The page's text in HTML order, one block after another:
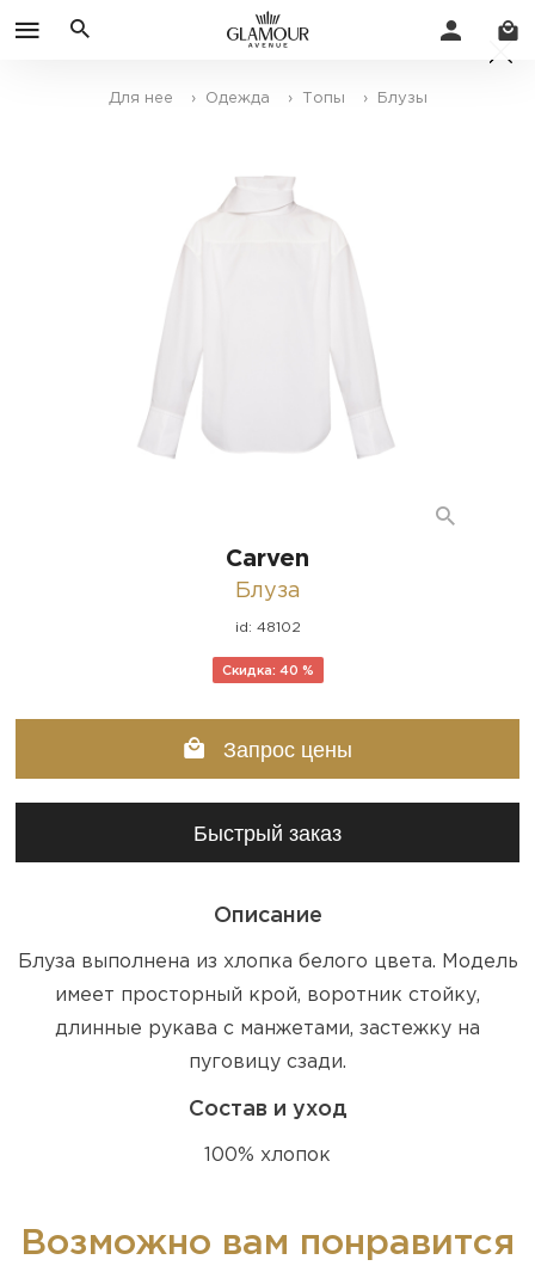
Для нее › Одежда › Топы › Блузы
Carven
Блуза
id: 48102
Скидка: 40 %
Запрос цены
Быстрый заказ
Описание
Блуза выполнена из хлопка белого цвета. Модель
имеет просторный крой, воротник стойку,
длинные рукава с манжетами, застежку на
пуговицу сзади.
Состав и уход
100% хлопок
Возможно вам понравится